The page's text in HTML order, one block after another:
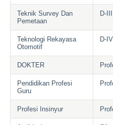
Teknik Survey Dan
Pemetaan
D-III
Teknologi Rekayasa
Otomotif
D-IV
DOKTER
Pendidikan Profesi
Guru
Profesi Insinyur